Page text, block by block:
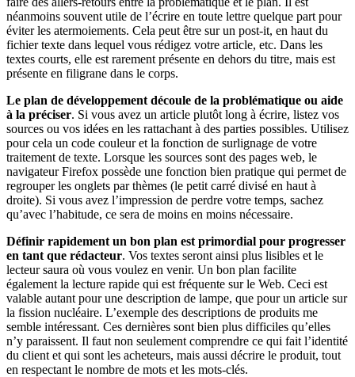
néanmoins souvent utile de l’écrire en toute lettre quelque part pour
éviter les atermoiements. Cela peut être sur un post-it, en haut du
fichier texte dans lequel vous rédigez votre article, etc. Dans les
textes courts, elle est rarement présente en dehors du titre, mais est
présente en filigrane dans le corps.
Le plan de développement découle de la problématique ou aide
à la préciser. Si vous avez un article plutôt long à écrire, listez vos
sources ou vos idées en les rattachant à des parties possibles. Utilisez
pour cela un code couleur et la fonction de surlignage de votre
traitement de texte. Lorsque les sources sont des pages web, le
navigateur Firefox possède une fonction bien pratique qui permet de
regrouper les onglets par thèmes (le petit carré divisé en haut à
droite). Si vous avez l’impression de perdre votre temps, sachez
qu’avec l’habitude, ce sera de moins en moins nécessaire.
Définir rapidement un bon plan est primordial pour progresser
en tant que rédacteur. Vos textes seront ainsi plus lisibles et le
lecteur saura où vous voulez en venir. Un bon plan facilite
également la lecture rapide qui est fréquente sur le Web. Ceci est
valable autant pour une description de lampe, que pour un article sur
la fission nucléaire. L’exemple des descriptions de produits me
semble intéressant. Ces dernières sont bien plus difficiles qu’elles
n’y paraissent. Il faut non seulement comprendre ce qui fait l’identité
du client et qui sont les acheteurs, mais aussi décrire le produit, tout
en respectant le nombre de mots et les mots-clés.